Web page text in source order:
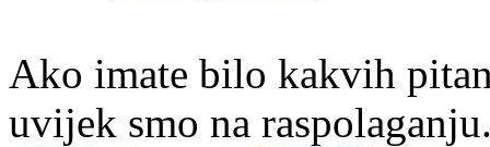
Ako imate bilo kakvih
uvijek smo na